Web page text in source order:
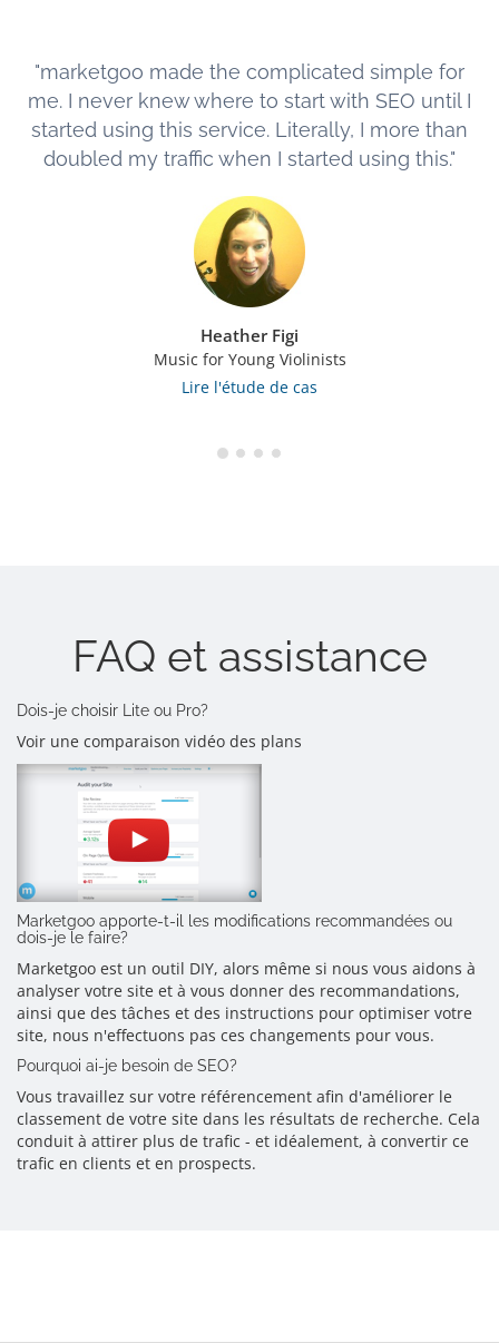
"marketgoo made the complicated simple for
me. I never knew where to start with SEO until I
started using this service. Literally, I more than
doubled my traffic when I started using this."
Heather Figi
Music for Young Violinists
Lire l'étude de cas
FAQ et assistance
Dois-je choisir Lite ou Pro?
Voir une comparaison vidéo des plans
Marketgoo apporte-t-il les modifications recommandées ou
dois-je le faire?
Marketgoo est un outil DIY, alors même si nous vous aidons à
analyser votre site et à vous donner des recommandations,
ainsi que des tâches et des instructions pour optimiser votre
site, nous n'effectuons pas ces changements pour vous.
Pourquoi ai-je besoin de SEO?
Vous travaillez sur votre référencement afin d'améliorer le
classement de votre site dans les résultats de recherche. Cela
conduit à attirer plus de trafic - et idéalement, à convertir ce
trafic en clients et en prospects.